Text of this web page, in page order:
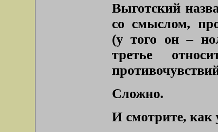
Выготский
со смыслом,
(у того он –
третье
Сложно.
И смотрите, как